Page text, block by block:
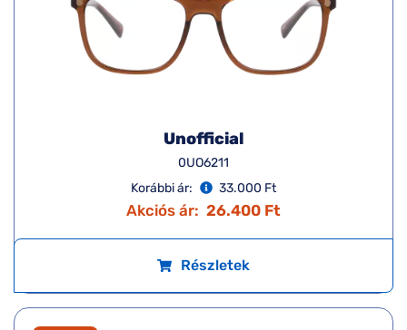
Unofficial
0UO6211
Korábbi ár:
33.000 Ft
Akciós ár: 26.400 Ft
Részletek